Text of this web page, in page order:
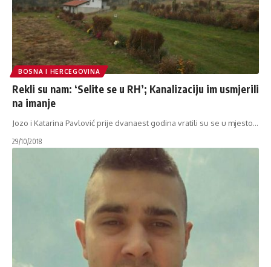
BOSNA I HERCEGOVINA
Rekli su nam: ‘Selite se u RH’; Kanalizaciju im usmjerili
na imanje
Jozo i Katarina Pavlović prije dvanaest godina vratili su se u mjesto…
29/10/2018